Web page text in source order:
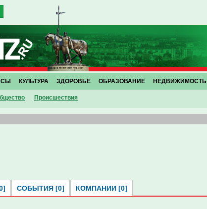
Проиcшествия
КУЛЬТУРА ЗДОРОВЬЕ ОБРАЗОВАНИЕ НЕДВИЖИМОСТЬ
СОБЫТИЯ [0] КОМПАНИИ [0]